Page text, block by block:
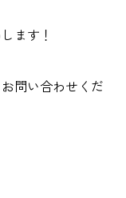
ます！
問い合わせくだ